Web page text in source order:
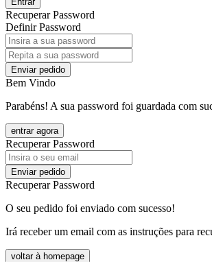
Recuperar Password
Definir Password
Enviar pedido
Bem Vindo
Parabéns! A sua password foi guardada com
entrar agora
Recuperar Password
Enviar pedido
Recuperar Password
O seu pedido foi enviado com sucesso!
Irá receber um email com as instruções para
voltar à homepage